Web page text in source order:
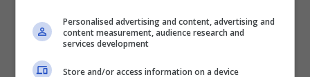
Personalised advertising and content, advertising and
content measurement, audience research and
services development
Store and/or access information on a device